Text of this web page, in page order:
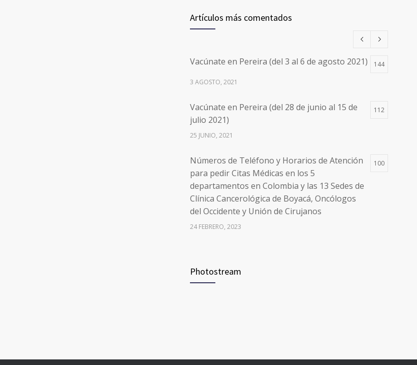
2021) mayores de 20 años
para pedir Citas Médicas en los 5
del Occidente y Unión de Cirujanos
24 FEBRERO, 2023
Artículos más comentados
Vacúnate en Pereira (del 3 al 6 de agosto 2021) 144
3 AGOSTO, 2021
Vacúnate en Pereira (del 28 de junio al 15 de
julio 2021)
112
25 JUNIO, 2021
Números de Teléfono y Horarios de Atención
para pedir Citas Médicas en los 5
departamentos en Colombia y las 13 Sedes de
Clínica Cancerológica de Boyacá, Oncólogos
del Occidente y Unión de Cirujanos
100
24 FEBRERO, 2023
3 JUNIO, 2021
Photostream